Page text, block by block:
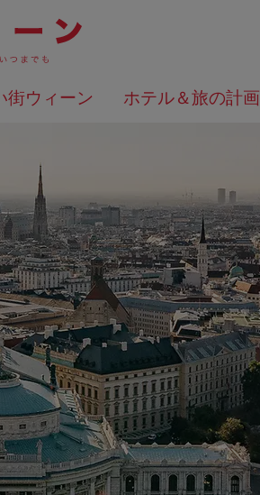
街ウィーン ホテル＆旅の計画